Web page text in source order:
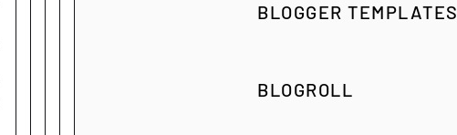
BLOGGER TEMPLATES
BLOGROLL